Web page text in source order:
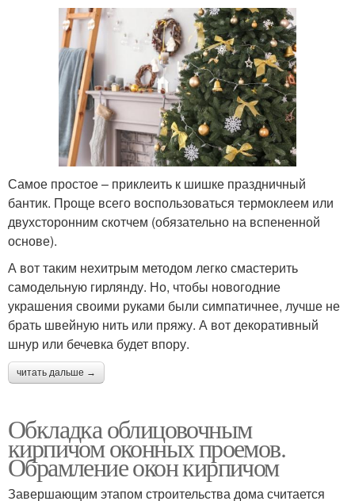
Самое простое – приклеить к шишке праздничный
бантик. Проще всего воспользоваться термоклеем или
двухсторонним скотчем (обязательно на вспененной
основе).
А вот таким нехитрым методом легко смастерить
самодельную гирлянду. Но, чтобы новогодние
украшения своими руками были симпатичнее, лучше не
брать швейную нить или пряжу. А вот декоративный
шнур или бечевка будет впору.
читать дальше →
Обкладка облицовочным
кирпичом оконных проемов.
Обрамление окон кирпичом
Завершающим этапом строительства дома считается